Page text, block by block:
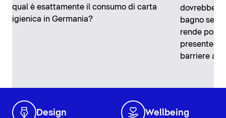
qual è esattamente il consumo di carta
igienica in Germania?
dovrebbe
bagno
rende
presente
barriere
Design Wellbeing